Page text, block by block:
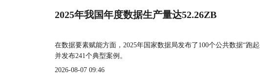
2025年我国年度数据生产量达52.26ZB
在数据要素赋能方面，2025年国家数据局发布了100个公共数据“跑
并发布241个典型案例。
2026-08-07 09:46